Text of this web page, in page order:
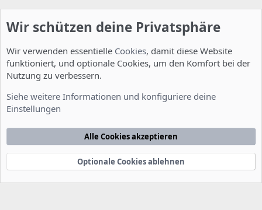
Nutzungsbedingungen Datenschutzerklärung
Startseite
e
Community platform by XenForo® © 2010-2022 XenForo Ltd.
xenDach©2010-2014
Wir schützen deine Privatsphäre
Wir verwenden essentielle Cookies, damit diese Website
funktioniert, und optionale Cookies, um den Komfort bei der
Nutzung zu verbessern.
Siehe weitere Informationen und konfiguriere deine
Einstellungen
Alle Cookies akzeptieren
Optionale Cookies ablehnen